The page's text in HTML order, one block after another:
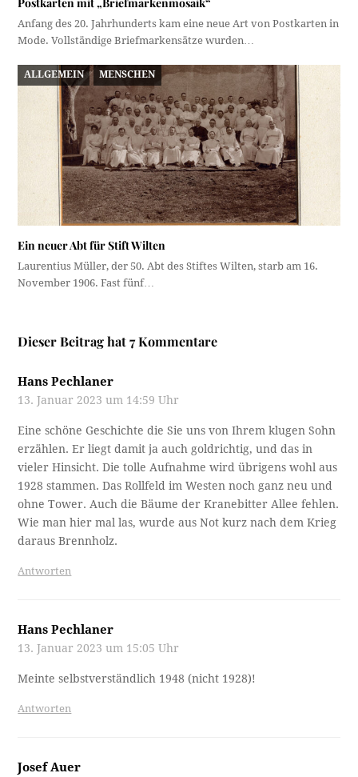
Anfang des 20. Jahrhunderts kam eine neue Art von Postkarten in
Mode. Vollständige Briefmarkensätze wurden…
ALLGEMEIN MENSCHEN
Ein neuer Abt für Stift Wilten
Laurentius Müller, der 50. Abt des Stiftes Wilten, starb am 16.
November 1906. Fast fünf…
Dieser Beitrag hat 7 Kommentare
Hans Pechlaner
13. Januar 2023 um 14:59 Uhr
Eine schöne Geschichte die Sie uns von Ihrem klugen Sohn
erzählen. Er liegt damit ja auch goldrichtig, und das in
vieler Hinsicht. Die tolle Aufnahme wird übrigens wohl aus
1928 stammen. Das Rollfeld im Westen noch ganz neu und
ohne Tower. Auch die Bäume der Kranebitter Allee fehlen.
Wie man hier mal las, wurde aus Not kurz nach dem Krieg
daraus Brennholz.
Antworten
Hans Pechlaner
13. Januar 2023 um 15:05 Uhr
Meinte selbstverständlich 1948 (nicht 1928)!
Antworten
Josef Auer